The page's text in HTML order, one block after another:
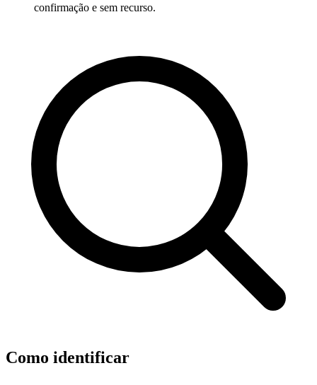
confirmação e sem recurso.
Como identificar